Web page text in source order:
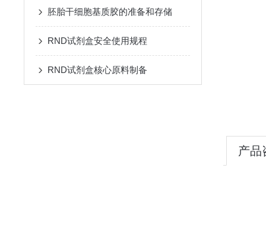
胚胎干细胞基质胶的准备和存储
RND试剂盒安全使用规程
RND试剂盒核心原料制备
产品